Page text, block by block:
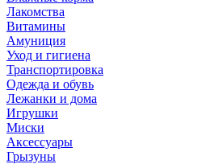
Лакомства
Витамины
Амуниция
Уход и гигиена
Транспортировка
Одежда и обувь
Лежанки и дома
Игрушки
Миски
Аксессуары
Грызуны